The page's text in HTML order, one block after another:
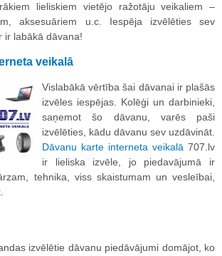
lieliskiem vietējo ražotāju veikaliem –
aksesuāriem u.c. Iespēja izvēlēties sev
ir labākā dāvana!
veikalā
Vislabākā vērtība šai dāvanai ir plašās
izvēles iespējas. Kolēģi un darbinieki,
saņemot šo dāvanu, varēs paši
izvēlēties, kādu dāvanu sev uzdāvināt.
Dāvanu karte interneta veikalā 707.lv
ir lieliska izvēle, jo piedavājumā ir
tehnika, viss skaistumam un vesleībai,
izvēlētie dāvanu piedāvājumi domājot, ko